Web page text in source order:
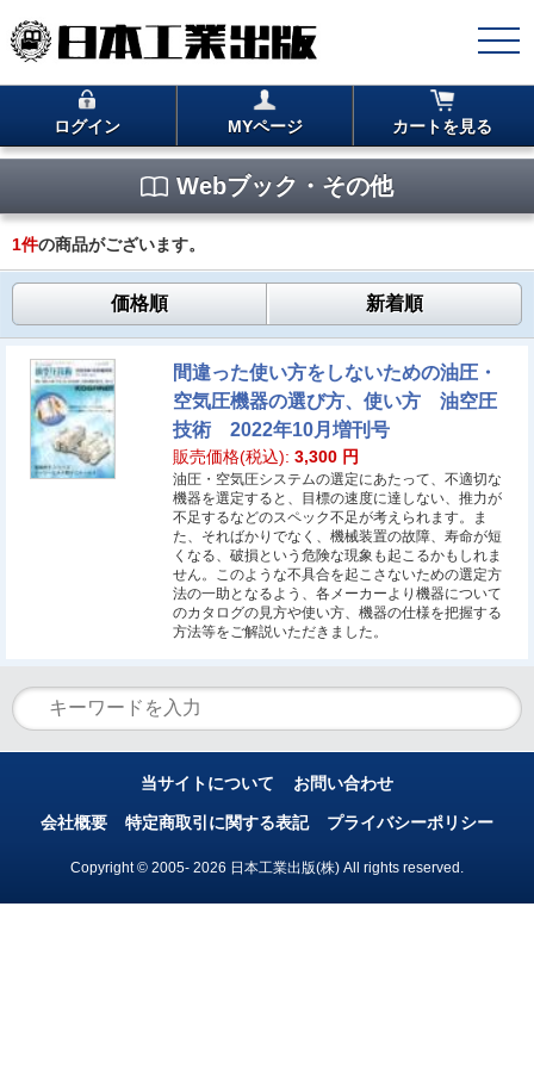
ログイン MYページ カートを見る
Webブック・その他
1件の商品がございます。
価格順 新着順
間違った使い方をしないための油圧・
空気圧機器の選び方、使い方 油空圧
技術 2022年10月増刊号
販売価格(税込): 3,300 円
油圧・空気圧システムの選定にあたって、不適切な
機器を選定すると、目標の速度に達しない、推力が
不足するなどのスペック不足が考えられます。ま
た、そればかりでなく、機械装置の故障、寿命が短
くなる、破損という危険な現象も起こるかもしれま
せん。このような不具合を起こさないための選定方
法の一助となるよう、各メーカーより機器について
のカタログの見方や使い方、機器の仕様を把握する
方法等をご解説いただきました。
当サイトについて お問い合わせ
会社概要 特定商取引に関する表記 プライバシーポリシー
Copyright © 2005- 2026 日本工業出版(株) All rights reserved.